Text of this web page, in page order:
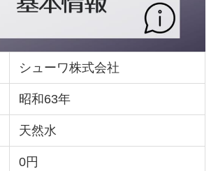
シューワ株式会社
昭和63年
天然水
0円